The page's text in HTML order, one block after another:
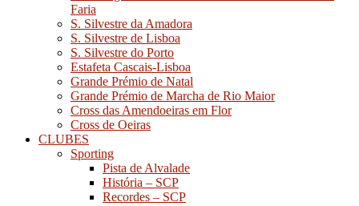
Faria
S. Silvestre da Amadora
S. Silvestre de Lisboa
S. Silvestre do Porto
Estafeta Cascais-Lisboa
Grande Prémio de Natal
Grande Prémio de Marcha de Rio Maior
Cross das Amendoeiras em Flor
Cross de Oeiras
CLUBES
Sporting
Pista de Alvalade
História – SCP
Recordes – SCP